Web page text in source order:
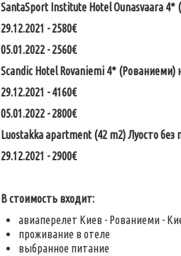
SantaSport Institute Hotel Ounasvaara 4*
29.12.2021 - 2580€
05.01.2022 - 2560€
Scandic Hotel Rovaniemi 4* (Рованиеми)
29.12.2021 - 4160€
05.01.2022 - 2800€
Luostakka apartment (42 m2) Луосто без
29.12.2021 - 2900€
В стоимость входит:
авиаперелет Киев - Рованиеми -
проживание в отеле
выбранное питание